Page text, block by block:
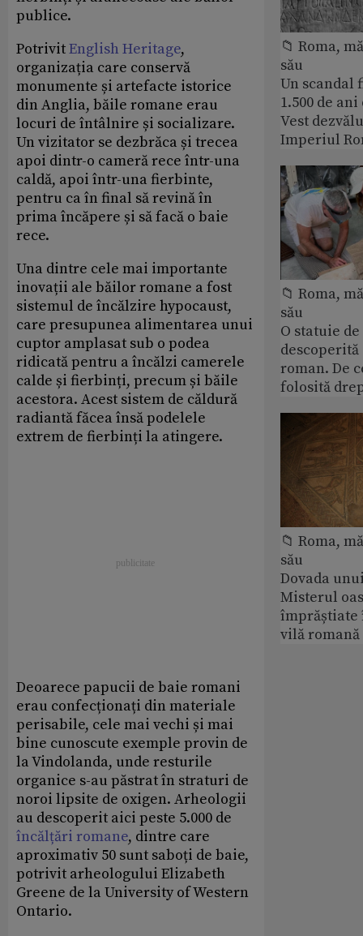
publice.
PotrivitEnglish Heritage,
organizația care conservă
monumente și artefacte istorice
din Anglia, băile romane erau
locuri de întâlnire și socializare.
Un vizitator se dezbrăca și trecea
apoi dintr-o cameră rece într-una
caldă, apoi într-una fierbinte,
pentru ca în final să revină în
prima încăpere și să facă o baie
rece.
Una dintre cele mai importante
inovații ale băilor romane a fost
sistemul de încălzire hypocaust,
care presupunea alimentarea unui
cuptor amplasat sub o podea
ridicată pentru a încălzi camerele
calde și fierbinți, precum și băile
acestora. Acest sistem de căldură
radiantă făcea însă podelele
extrem de fierbinți la atingere.
Deoarece papucii de baie romani
erau confecționați din materiale
perisabile, cele mai vechi și mai
bine cunoscute exemple provin de
la Vindolanda, unde resturile
organice s-au păstrat în straturi de
noroi lipsite de oxigen. Arheologii
au descoperit aici peste 5.000 de
încălțări romane, dintre care
aproximativ 50 sunt saboți de baie,
potrivit arheologului Elizabeth
Greene de la University of Western
Ontario.
📁 Roma,
său
Un scandal
1.500 de
Vest
Imperiul
📁 Roma,
său
O statuie
roman. De
folosită
📁 Roma,
său
Dovada
Misterul
împrăștiate
vilă romană